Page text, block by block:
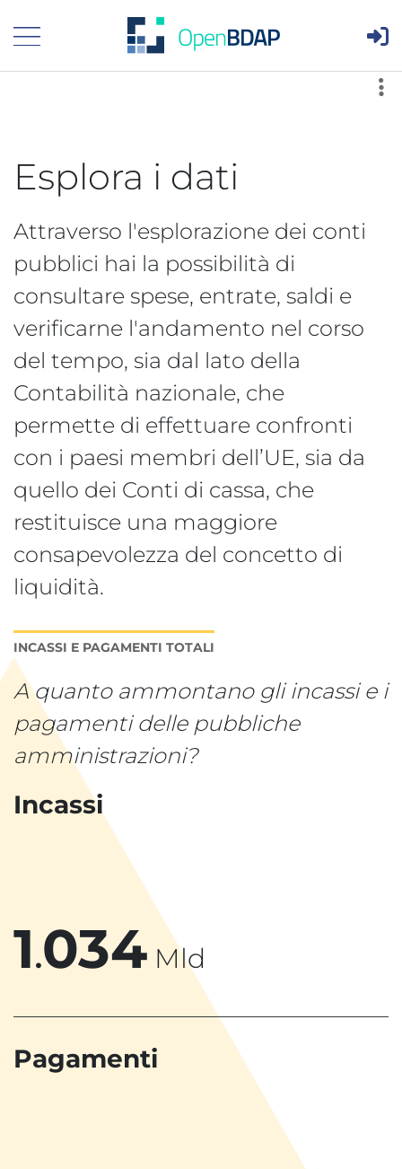
Visualizza menù principale
Esplora i dati
Attraverso l'esplorazione dei conti
pubblici hai la possibilità di
consultare spese, entrate, saldi e
verificarne l'andamento nel corso
del tempo, sia dal lato della
Contabilità nazionale, che
permette di effettuare confronti
con i paesi membri dell’UE, sia da
quello dei Conti di cassa, che
restituisce una maggiore
consapevolezza del concetto di
liquidità.
INCASSI E PAGAMENTI TOTALI
A quanto ammontano gli incassi e i
pagamenti delle pubbliche
amministrazioni?
Incassi
1.034 Mld
Pagamenti